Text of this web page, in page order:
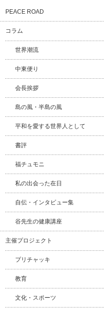
PEACE ROAD
コラム
世界潮流
中東便り
会長挨拶
島の風・半島の風
平和を愛する世界人として
書評
福チュモニ
私の出会った在日
自伝・インタビュー集
谷先生の健康講座
主催プロジェクト
プリチャッキ
教育
文化・スポーツ